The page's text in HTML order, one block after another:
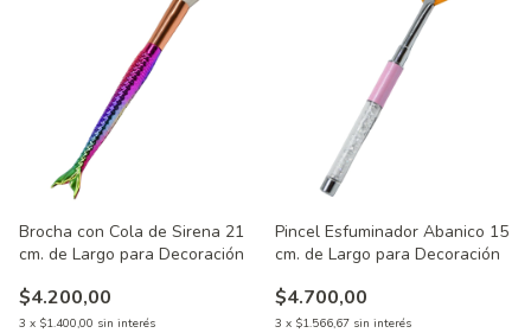
Brocha con Cola de Sirena 21
cm. de Largo para Decoración
$4.200,00
3 x $1.400,00 sin interés
Pincel Esfuminador Abanico 15
cm. de Largo para Decoración
$4.700,00
3 x $1.566,67 sin interés